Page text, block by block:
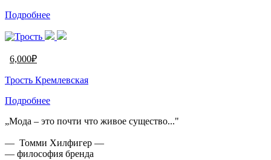
Подробнее
6,000₽
Трость Кремлевская
Подробнее
„Мода – это почти что живое существо..."
— Томми Хилфигер —
— философия бренда